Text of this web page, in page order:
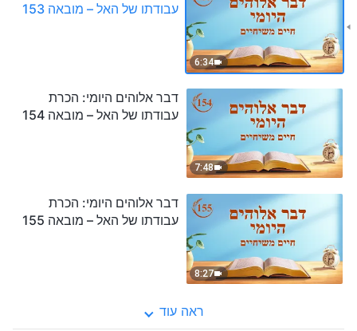
6:34
עבודתו של האל – מובאה 153
7:48
דבר אלוהים היומי: הכרת
עבודתו של האל – מובאה 154
8:27
דבר אלוהים היומי: הכרת
עבודתו של האל – מובאה 155
ראה עוד